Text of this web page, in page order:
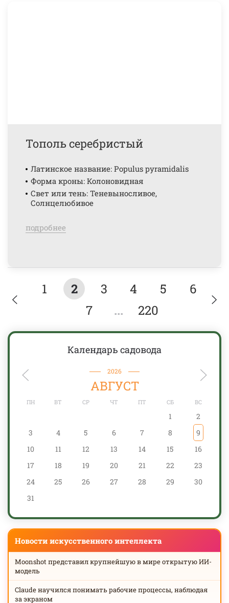
Тополь серебристый
Латинское название: Populus pyramidalis
Форма кроны: Колоновидная
Свет или тень: Теневыносливое,
Солнцелюбивое
подробнее
1 2 3 4 5
6
7
... 220
Календарь садовода
2026
АВГУСТ
ПН ВТ СР ЧТ ПТ СБ ВС
1
2
3
4 5 6 7 8
9
10
11 12 13 14 15
16
17
18 19 20 21 22
23
24
25 26 27 28 29
30
31
Новости искусственного интеллекта
Moonshot представил крупнейшую в мире открытую ИИ-
модель
Claude научился понимать рабочие процессы, наблюдая
за экраном